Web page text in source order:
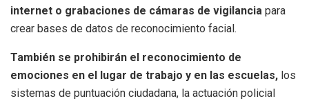
internet o grabaciones de cámaras de vigilancia para
crear bases de datos de reconocimiento facial.
También se prohibirán el reconocimiento de
emociones en el lugar de trabajo y en las escuelas, los
sistemas de puntuación ciudadana, la actuación policial